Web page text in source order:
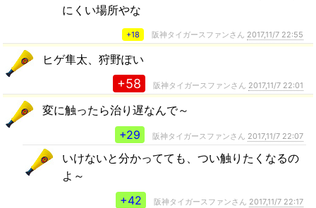
にくい場所やな
+18 阪神タイガースファンさん 2017,11/7 22:55
ヒゲ隼太、狩野ぽい
+58 阪神タイガースファンさん 2017,11/7 22:01
変に触ったら治り遅なんで～
+29
阪神タイガースファンさん 2017,11/7 22:07
いけないと分かってても、つい触りたくなるの
よ～
+42
阪神タイガースファンさん 2017,11/7 22:17